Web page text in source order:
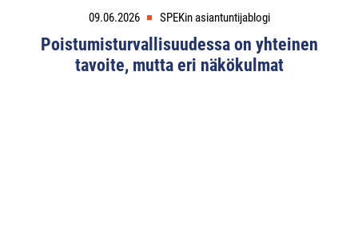
09.06.2026 SPEKin asiantuntijablogi
Poistumisturvallisuudessa on yhteinen
tavoite, mutta eri näkökulmat